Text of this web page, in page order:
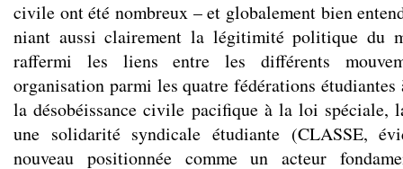
civile ont été nombreux – et globalement bien
niant aussi clairement la légitimité politique du
raffermi les liens entre les différents
organisation parmi les quatre fédérations étudiantes
la désobéissance civile pacifique à la loi spéciale,
une solidarité syndicale étudiante (CLASSE,
nouveau positionnée comme un acteur